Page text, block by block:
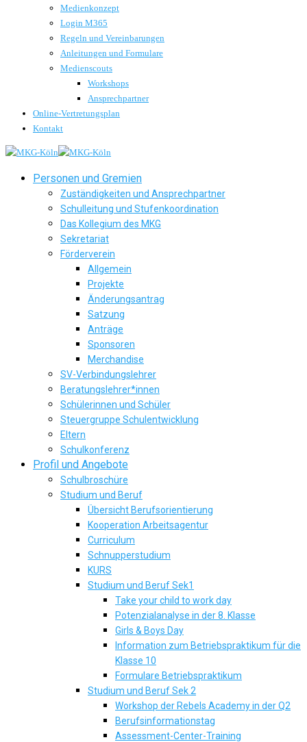
Medienkonzept
Login M365
Regeln und Vereinbarungen
Anleitungen und Formulare
Medienscouts
Workshops
Ansprechpartner
Online-Vertretungsplan
Kontakt
Personen und Gremien
Zuständigkeiten und Ansprechpartner
Schulleitung und Stufenkoordination
Das Kollegium des MKG
Sekretariat
Förderverein
Allgemein
Projekte
Änderungsantrag
Satzung
Anträge
Sponsoren
Merchandise
SV-Verbindungslehrer
Beratungslehrer*innen
Schülerinnen und Schüler
Steuergruppe Schulentwicklung
Eltern
Schulkonferenz
Profil und Angebote
Schulbroschüre
Studium und Beruf
Übersicht Berufsorientierung
Kooperation Arbeitsagentur
Curriculum
Schnupperstudium
KURS
Studium und Beruf Sek1
Take your child to work day
Potenzialanalyse in der 8. Klasse
Girls & Boys Day
Information zum Betriebspraktikum für die
Klasse 10
Formulare Betriebspraktikum
Studium und Beruf Sek 2
Workshop der Rebels Academy in der Q2
Berufsinformationstag
Assessment-Center-Training